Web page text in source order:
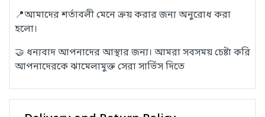
📍আমাদের শর্তাবলী মেনে ক্রয় করার জন্য অনুরোধ করা
হলো।
🤝 ধন্যবাদ আপনাদের আস্থার জন্য। আমরা সবসময় চেষ্টা করি
আপনাদেরকে ঝামেলামুক্ত সেরা সার্ভিস দিতে